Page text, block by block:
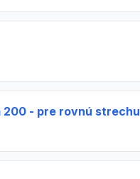
- pre rovnú strechu